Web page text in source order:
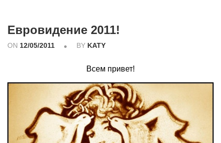
Евровидение 2011!
ON 12/05/2011 BY KATY
Всем привет!